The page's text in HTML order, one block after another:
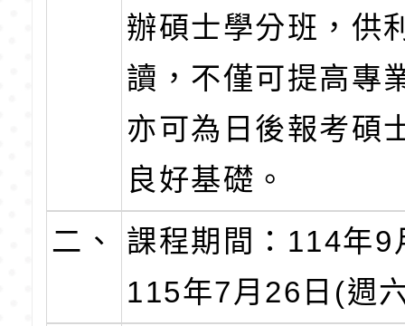
辦碩士學分班，供
讀，不僅可提高專
亦可為日後報考碩
良好基礎。
二、
課程期間：114年9
115年7月26日(週